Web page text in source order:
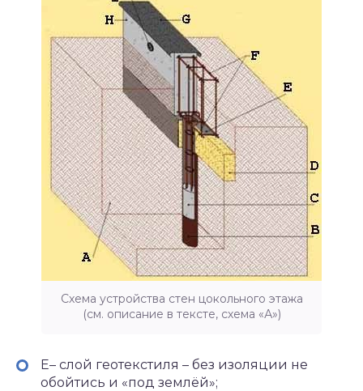
Схема устройства стен цокольного этажа
(см. описание в тексте, схема «А»)
E– слой геотекстиля – без изоляции не
обойтись и «под землёй»;